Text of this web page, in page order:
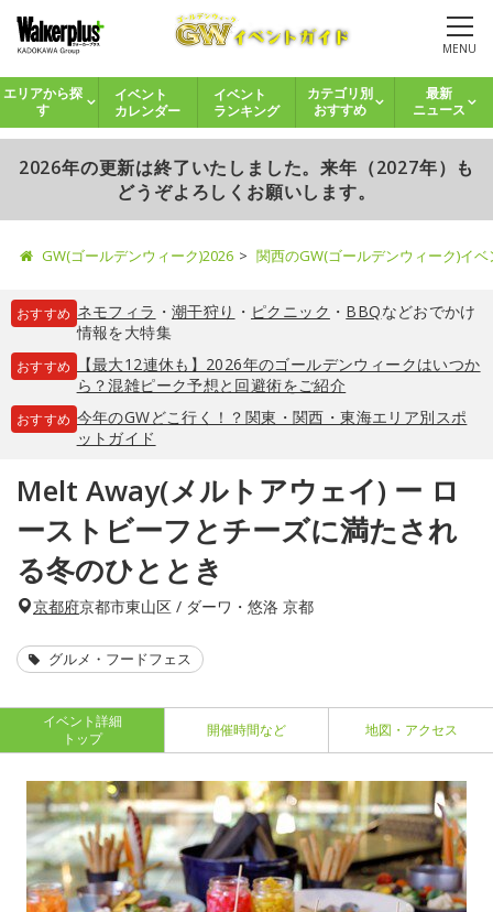
MENU
エリアから探
す
イベント
カレンダー
イベント
ランキング
カテゴリ別
おすすめ
最新
ニュース
2026年の更新は終了いたしました。来年（2027年）も
どうぞよろしくお願いします。
GW(ゴールデンウィーク)2026 関西のGW(ゴールデンウィーク)イ
おすすめ ネモフィラ ・ 潮干狩り ・ ピクニック ・ BBQなどおでかけ
情報を大特集
おすすめ
【最大12連休も】2026年のゴールデンウィークはいつか
ら？混雑ピーク予想と回避術をご紹介
おすすめ 今年のGWどこ行く！？関東・関西・東海エリア別スポ
ットガイド
Melt Away(メルトアウェイ) ー ロ
ーストビーフとチーズに満たされ
る冬のひととき
京都府京都市東山区 / ダーワ・悠洛 京都
グルメ・フードフェス
イベント詳細
トップ
開催時間など 地図・アクセス